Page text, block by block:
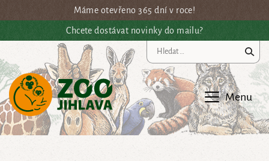
Přejít na hlavní obsahMáme otevřeno 365 dní v roce!
Chcete dostávat novinky do mailu?
Menu